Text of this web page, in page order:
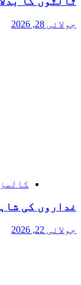
جولائی 28, 2026
کالمز
غداروں کی
جولائی 22, 2026